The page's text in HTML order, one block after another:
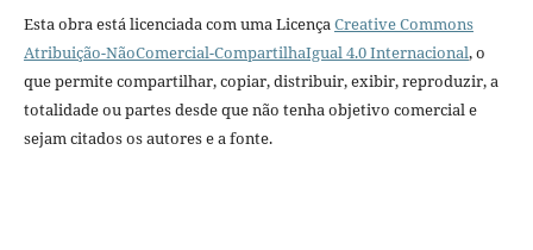
Esta obra está licenciada com uma Licença Creative Commons
Atribuição-NãoComercial-CompartilhaIgual 4.0 Internacional, o
que permite compartilhar, copiar, distribuir, exibir, reproduzir, a
totalidade ou partes desde que não tenha objetivo comercial e
sejam citados os autores e a fonte.